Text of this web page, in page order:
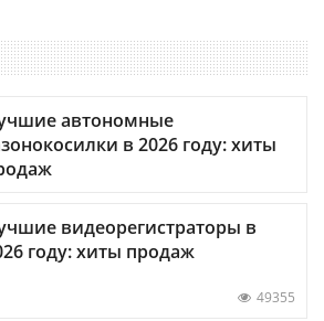
автономные
в 2026 году: хиты
видеорегистраторы в
году: хиты продаж
49355